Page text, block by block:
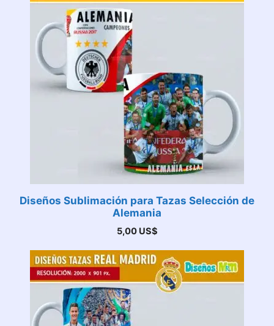
Diseños Sublimación para Tazas Selección de
Alemania
5,00 US$